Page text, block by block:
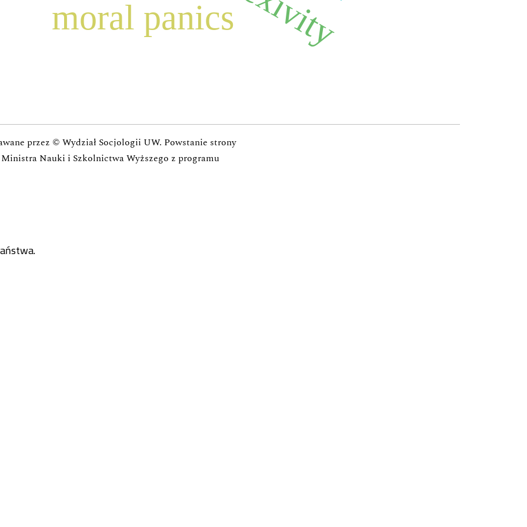
moral panics
przez © Wydział Socjologii UW. Powstanie strony
Nauki i Szkolnictwa Wyższego z programu